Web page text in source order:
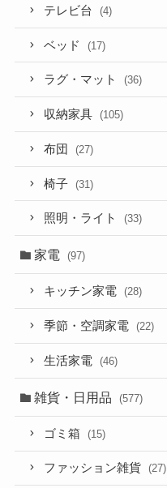
テレビ台 (4)
ベッド (17)
ラグ・マット (36)
収納家具 (105)
布団 (27)
椅子 (31)
照明・ライト (33)
家電 (97)
キッチン家電 (28)
季節・空調家電 (22)
生活家電 (46)
雑貨・日用品 (577)
ゴミ箱 (15)
ファッション雑貨 (27)